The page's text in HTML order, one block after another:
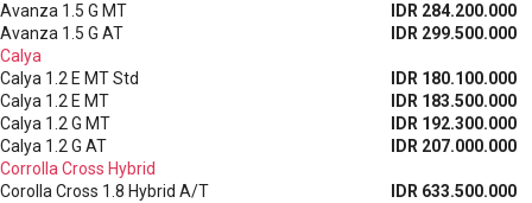
Avanza 1.5 G MT
IDR 284.200.000
Avanza 1.5 G AT
IDR 299.500.000
Calya
Calya 1.2 E MT Std
IDR 180.100.000
Calya 1.2 E MT
IDR 183.500.000
Calya 1.2 G MT
IDR 192.300.000
Calya 1.2 G AT
IDR 207.000.000
Corrolla Cross Hybrid
Corolla Cross 1.8 Hybrid A/T
IDR 633.500.000